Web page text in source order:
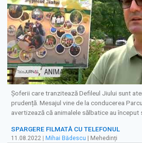
Șoferii care tranzitează Defileul Jiului sunt
prudență. Mesajul vine de la conducerea
avertizează că animalele sălbatice au început
SPARGERE FILMATĂ CU TELEFONUL
11.08.2022 Mihai Bădescu | Mehedinți